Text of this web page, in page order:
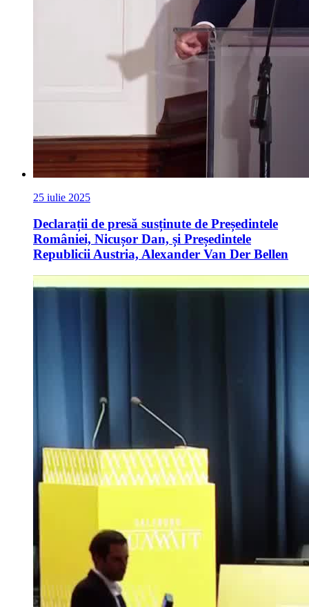
25 iulie 2025
Declarații de presă susținute de Președintele
României, Nicușor Dan, și Președintele
Republicii Austria, Alexander Van Der Bellen